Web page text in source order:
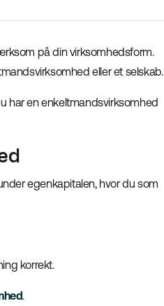
på din virksomhedsform.
eller et selskab.
har en enkeltmandsvirksomhed
egenkapitalen, hvor du som
korrekt.
.